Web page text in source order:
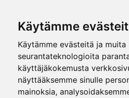
Käytämme
Käytämme evästeitä ja muita
seurantateknologioita
käyttäjäkokemusta
näyttääksemme sinulle
mainoksia,